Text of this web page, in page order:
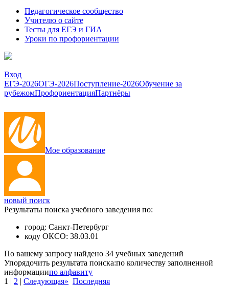
Педагогическое сообщество
Учителю о сайте
Тесты для ЕГЭ и ГИА
Уроки по профориентации
Вход
ЕГЭ-2026ОГЭ-2026Поступление-2026Обучение за
рубежомПрофориентацияПартнёры
Мое образование
новый поиск
Результаты поиска учебного заведения по:
город: Санкт-Петербург
коду ОКСО: 38.03.01
По вашему запросу найдено 34 учебных заведений
Упорядочить результата поиска:по количеству заполненной
информациипо алфавиту
1 | 2 | Следующая» Последняя